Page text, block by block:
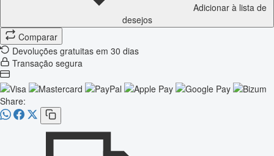
Adicionar à lista de
desejos
Comparar
Devoluções gratuitas em 30 dias
Transação segura
Share: